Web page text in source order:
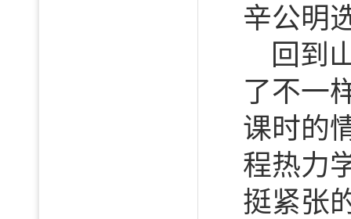
辛公明
回到
了不一
课时的
程热力
挺紧张